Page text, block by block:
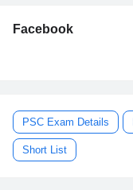
Facebook
PSC Exam Details
Short List